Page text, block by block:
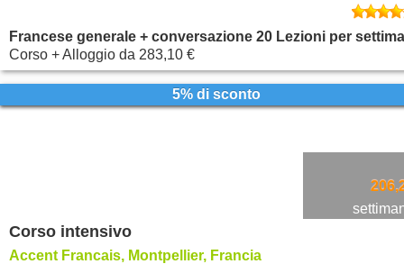
Francese generale + conversazione 20 Lezioni per
Corso + Alloggio da 283,10 €
5% di sconto
Corso intensivo
Accent Francais, Montpellier, Francia